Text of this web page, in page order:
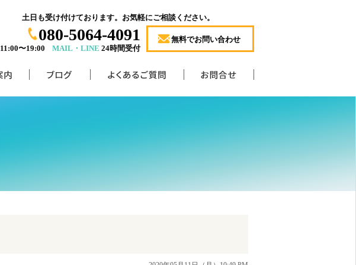
土日も受け付けております。お気軽にご相談ください。
080-5064-4091
11:00〜19:00 MAIL・LINE 24時間受付
無料でお問い合わせ